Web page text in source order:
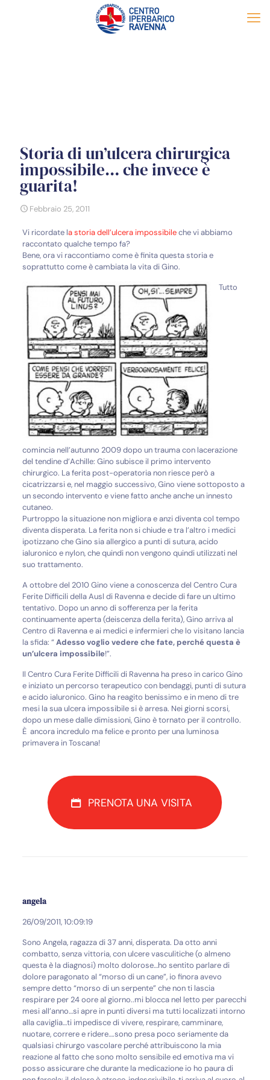
Storia di un’ulcera chirurgica
impossibile… che invece è
guarita!
Febbraio 25, 2011
Vi ricordate la storia dell’ulcera impossibileche vi abbiamo
raccontato qualche tempo fa?
Bene, ora vi raccontiamo come è finita questa storia e
soprattutto come è cambiata la vita di Gino.
Tutto
comincia nell’autunno 2009 dopo un trauma con lacerazione
del tendine d’Achille: Gino subisce il primo intervento
chirurgico. La ferita post-operatoria non riesce però a
cicatrizzarsi e, nel maggio successivo, Gino viene sottoposto a
un secondo intervento e viene fatto anche anche un innesto
cutaneo.
Purtroppo la situazione non migliora e anzi diventa col tempo
diventa disperata. La ferita non si chiude e tra l’altro i medici
ipotizzano che Gino sia allergico a punti di sutura, acido
ialuronico e nylon, che quindi non vengono quindi utilizzati nel
suo trattamento.
A ottobre del 2010 Gino viene a conoscenza del Centro Cura
Ferite Difficili della Ausl di Ravenna e decide di fare un ultimo
tentativo. Dopo un anno di sofferenza per la ferita
continuamente aperta (deiscenza della ferita), Gino arriva al
Centro di Ravenna e ai medici e infermieri che lo visitano lancia
la sfida: “Adesso voglio vedere che fate, perché questa è
un’ulcera impossibile!”.
Il Centro Cura Ferite Difficili di Ravenna ha preso in carico Gino
e iniziato un percorso terapeutico con bendaggi, punti di sutura
e acido ialuronico. Gino ha reagito benissimo e in meno di tre
mesi la sua ulcera impossibile si è arresa. Nei giorni scorsi,
dopo un mese dalle dimissioni, Gino è tornato per il controllo.
È ancora incredulo ma felice e pronto per una luminosa
primavera in Toscana!
PRENOTA UNA VISITA
angela
26/09/2011, 10:09:19
Sono Angela, ragazza di 37 anni, disperata. Da otto anni
combatto, senza vittoria, con ulcere vasculitiche (o almeno
questa è la diagnosi) molto dolorose…ho sentito parlare di
dolore paragonato al “morso di un cane”, io finora avevo
sempre detto “morso di un serpente” che non ti lascia
respirare per 24 oore al giorno..mi blocca nel letto per parecchi
mesi all’anno…si apre in punti diversi ma tutti localizzati intorno
alla caviglia…ti impedisce di vivere, respirare, camminare,
nuotare, correre e ridere….sono presa poco seriamente da
qualsiasi chirurgo vascolare perché attribuiscono la mia
reazione al fatto che sono molto sensibile ed emotiva ma vi
posso assicurare che durante la medicazione io ho paura di